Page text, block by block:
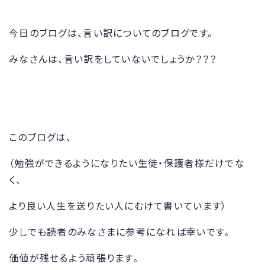
今日のブログは、言い訳についてのブログです。
みなさんは、言い訳をしていないでしょうか？？？
このブログは、
（勉強ができるようになりたい生徒・保護者様だけでな
く、
より良い人生を送りたい人にむけて書いています）
少しでも読者のみなさまに参考になれば幸いです。
価値が残せるよう頑張ります。